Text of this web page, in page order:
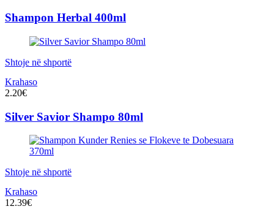
Shampon Herbal 400ml
Shtoje në shportë
Krahaso
2.20€
Silver Savior Shampo 80ml
Shtoje në shportë
Krahaso
12.39€